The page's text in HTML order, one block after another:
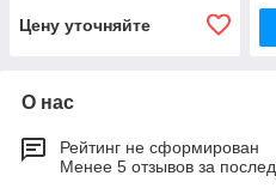
Цену уточняйте
О нас
Рейтинг не сформирован
Менее 5 отзывов за